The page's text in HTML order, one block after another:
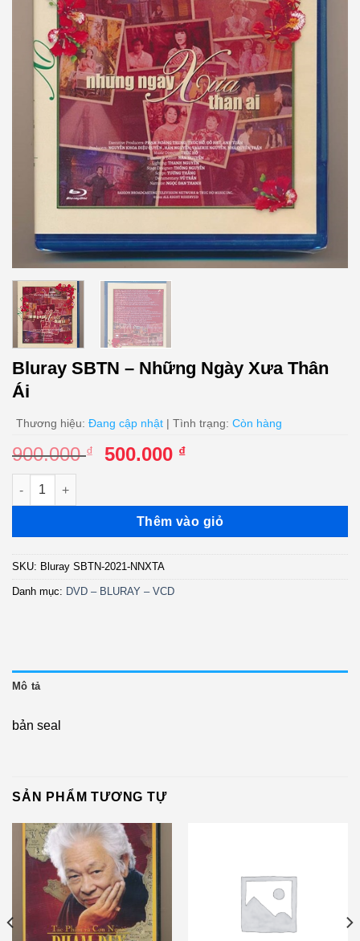
Bluray SBTN – Những Ngày Xưa Thân
Ái
Thương hiệu: Đang cập nhật | Tình trạng: Còn hàng
900.000₫
Giá
900.000 ₫.
500.000 ₫Giá
là:
500.000 ₫.
Bluray SBTN - Những Ngày Xưa Thân Ái số lượng
Thêm vào giỏ
SKU: Bluray SBTN-2021-NNXTA
Danh mục: DVD – BLURAY – VCD
Mô tả
bản seal
SẢN PHẨM TƯƠNG TỰ